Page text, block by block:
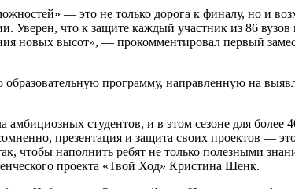
— это не только дорога к финалу, но и
что к защите каждый участник из 86 вузов
новых высот», — прокомментировал первый
программу, направленную на
студентов, и в этом сезоне для
презентация и защита своих проектов —
чтобы наполнить ребят не только полезными
проекта «Твой Ход» Кристина Шенк.